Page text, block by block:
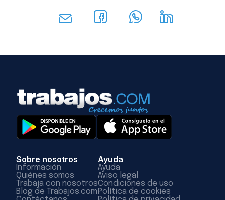
Sobre nosotros
Información
Quiénes somos
Trabaja con nosotros
Blog de Trabajos.com
Ayuda
Ayuda
Aviso legal
Condiciones de uso
Política de cookies